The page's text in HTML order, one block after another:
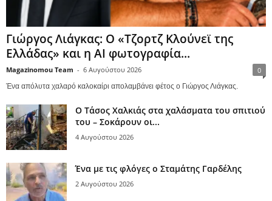
Γιώργος Λιάγκας: Ο «Τζορτζ Κλούνεϊ της
Ελλάδας» και η AI φωτογραφία...
Magazinomou Team - 6 Αυγούστου 2026 0
Ένα απόλυτα χαλαρό καλοκαίρι απολαμβάνει φέτος ο Γιώργος Λιάγκας.
Ο Τάσος Χαλκιάς στα χαλάσματα του σπιτιού
του – Σοκάρουν οι...
4 Αυγούστου 2026
Ένα με τις φλόγες ο Σταμάτης Γαρδέλης
2 Αυγούστου 2026